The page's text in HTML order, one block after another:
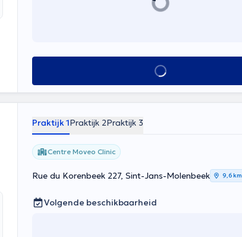
Alles zien
Praktijk 1Praktijk 2Praktijk 3
Centre Moveo Clinic
Rue du Korenbeek 227, Sint-Jans-Molenbeek 9,6 km
Volgende beschikbaarheid